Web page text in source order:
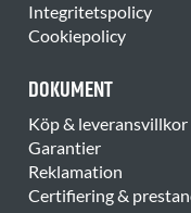
Integritetspolicy
Cookiepolicy
DOKUMENT
Köp & leveransvillkor
Garantier
Reklamation
Certifiering &